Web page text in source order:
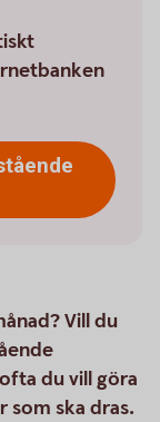
Vill du
du vill göra
ska dras.